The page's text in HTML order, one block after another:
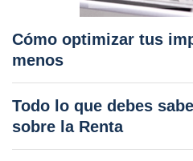
Cómo optimizar tus
menos
Todo lo que debes
sobre la Renta